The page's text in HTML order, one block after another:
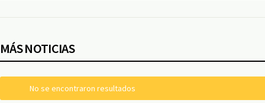
MÁS NOTICIAS
No se encontraron resultados